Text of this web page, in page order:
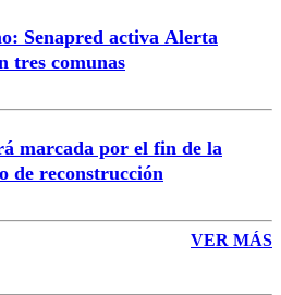
Senapred activa Alerta
tres comunas
marcada por el fin de la
de reconstrucción
VER MÁS